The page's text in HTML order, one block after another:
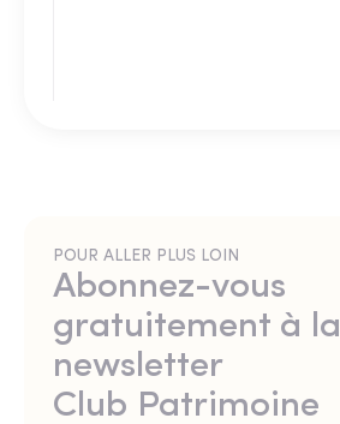
POUR ALLER PLUS LOIN
Abonnez-vous
gratuitement à la
newsletter
Club Patrimoine